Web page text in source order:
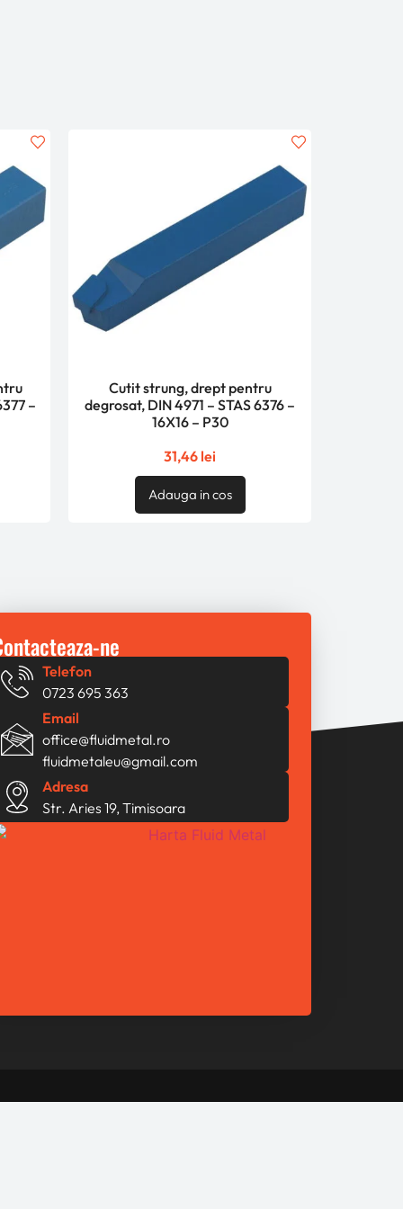
–
Cutit strung, drept pentru
degrosat, DIN 4971 – STAS 6376 –
16X16 – P30
31,46 lei
Adauga in cos
ne
Telefon
0723 695 363
Email
office@fluidmetal.ro
fluidmetaleu@gmail.com
Adresa
Str. Aries 19, Timisoara